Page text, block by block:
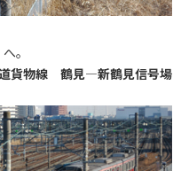
。
貨物線 鶴見―新鶴見信号場